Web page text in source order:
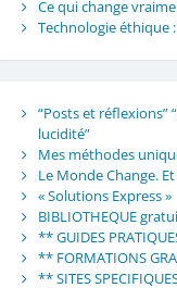
Ce qui change
Technologie éthique
“Posts et réflexions”
lucidité”
Mes méthodes
Le Monde Change. Et
« Solutions Express »
BIBLIOTHEQUE
** GUIDES
** FORMATIONS
** SITES